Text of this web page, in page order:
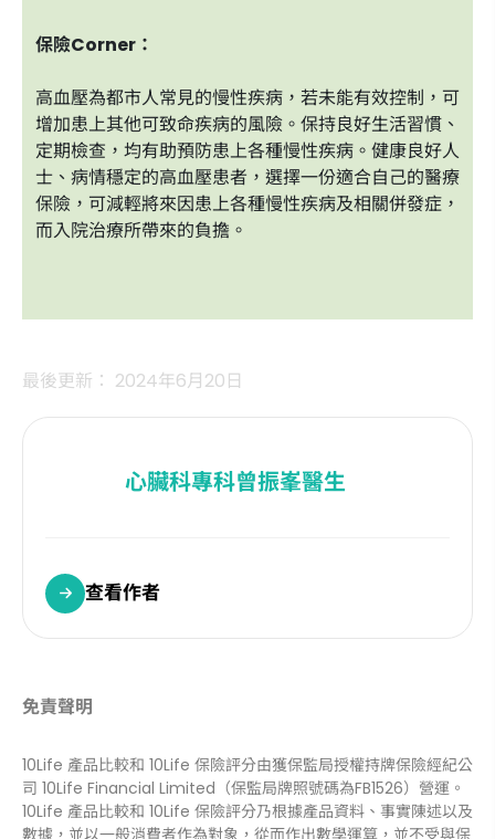
保險Corner：
高血壓為都市人常見的慢性疾病，若未能有效控制，可
增加患上其他可致命疾病的風險。保持良好生活習慣、
定期檢查，均有助預防患上各種慢性疾病。健康良好人
士、病情穩定的高血壓患者，選擇一份適合自己的醫療
保險，可減輕將來因患上各種慢性疾病及相關併發症，
而入院治療所帶來的負擔。
最後更新： 2024年6月20日
心臟科專科曾振峯醫生
查看作者
免責聲明
10Life 產品比較和 10Life 保險評分由獲保監局授權持牌保險經紀公
司 10Life Financial Limited（保監局牌照號碼為FB1526）營運。
10Life 產品比較和 10Life 保險評分乃根據產品資料、事實陳述以及
數據，並以一般消費者作為對象，從而作出數學運算，並不受與保